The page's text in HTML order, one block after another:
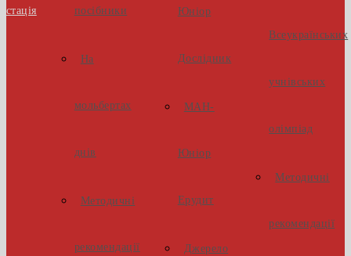
посібники
На
мольбертах
днів
Методичні
рекомендації
Юніор
Дослідник
МАН-
Юніор
Ерудит
Джерело
Всеукраїнських
учнівських
олімпіад
Методичні
рекомендації